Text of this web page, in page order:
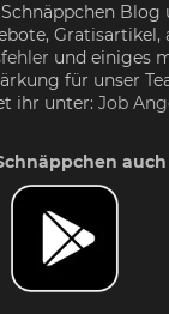
Blog
Gratisartikel,
und einiges
für unser
ihr unter: Job